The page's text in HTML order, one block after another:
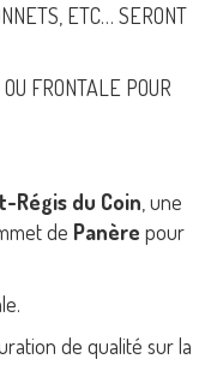
ETC… SERONT
FRONTALE POUR
Régis du Coin , une
de Panère pour
de qualité sur la